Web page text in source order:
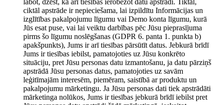
labot, dzēst, kā arī tiesības ierobežot datu apstrādi. Tiktāl,
ciktāl apstrāde ir nepieciešama, lai izpildītu Informācijas un
izglītības pakalpojumu līgumu vai Demo konta līgumu, kurā
Jūs esat puse, vai lai veiktu darbības pēc Jūsu pieprasījuma
pirms šo līgumu noslēgšanas (GDPR 6. panta 1. punkta b)
apakšpunkts), Jums ir arī tiesības pārsūtīt datus. Jebkurā brīdī
Jums ir tiesības iebilst, pamatojoties uz Jūsu konkrēto
situāciju, pret Jūsu personas datu izmantošanu, ja datu pārziņš
apstrādā Jūsu personas datus, pamatojoties uz savām
leģitīmajām interesēm, piemēram, saistībā ar produktu un
pakalpojumu mārketingu. Ja Jūsu personas dati tiek apstrādāti
mārketinga nolūkos, Jums ir tiesības jebkurā brīdī iebilst pret